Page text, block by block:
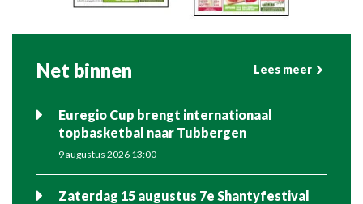
Net binnen Lees meer
Euregio Cup brengt internationaal
topbasketbal naar Tubbergen
9 augustus 2026 13:00
Zaterdag 15 augustus 7e Shantyfestival